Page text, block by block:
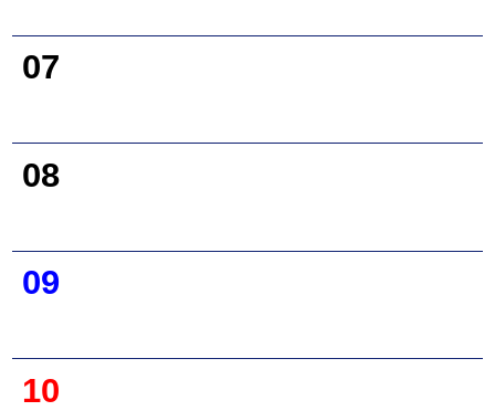
07
08
09
10